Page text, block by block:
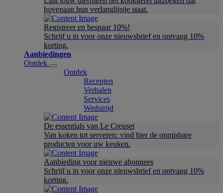
bovenaan hun verlanglijstje staat.
Registreer en bespaar 10%!
Schrijf u in voor onze nieuwsbrief en ontvang 10%
korting.
Aanbiedingen
Ontdek
Ontdek
Recepten
Verhalen
Services
Wedstrijd
De essentials van Le Creuset
Van koken tot serveren: vind hier de onmisbare
producten voor uw keuken.
Aanbieding voor nieuwe abonnees
Schrijf u in voor onze nieuwsbrief en ontvang 10%
korting.